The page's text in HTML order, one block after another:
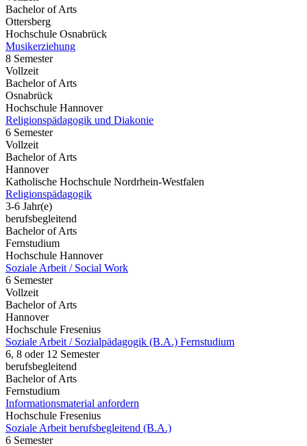
Bachelor of Arts
Ottersberg
Hochschule Osnabrück
Musikerziehung
8 Semester
Vollzeit
Bachelor of Arts
Osnabrück
Hochschule Hannover
Religionspädagogik und Diakonie
6 Semester
Vollzeit
Bachelor of Arts
Hannover
Katholische Hochschule Nordrhein-Westfalen
Religionspädagogik
3-6 Jahr(e)
berufsbegleitend
Bachelor of Arts
Fernstudium
Hochschule Hannover
Soziale Arbeit / Social Work
6 Semester
Vollzeit
Bachelor of Arts
Hannover
Hochschule Fresenius
Soziale Arbeit / Sozialpädagogik (B.A.) Fernstudium
6, 8 oder 12 Semester
berufsbegleitend
Bachelor of Arts
Fernstudium
Informationsmaterial anfordern
Hochschule Fresenius
Soziale Arbeit berufsbegleitend (B.A.)
6 Semester